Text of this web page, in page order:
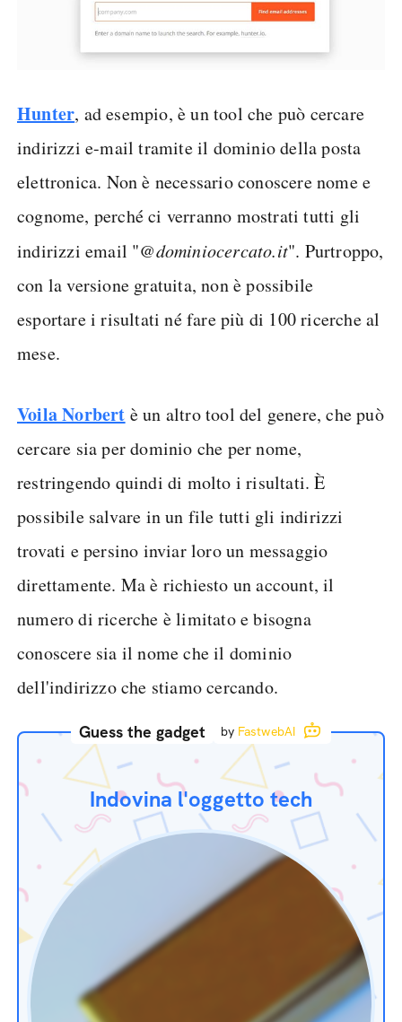
Hunter, ad esempio, è un tool che può cercare
indirizzi e-mail tramite il dominio della posta
elettronica. Non è necessario conoscere nome e
cognome, perché ci verranno mostrati tutti gli
indirizzi email "@dominiocercato.it". Purtroppo,
con la versione gratuita, non è possibile
esportare i risultati né fare più di 100 ricerche al
mese.
Voila Norbert è un altro tool del genere, che può
cercare sia per dominio che per nome,
restringendo quindi di molto i risultati. È
possibile salvare in un file tutti gli indirizzi
trovati e persino inviar loro un messaggio
direttamente. Ma è richiesto un account, il
numero di ricerche è limitato e bisogna
conoscere sia il nome che il dominio
dell'indirizzo che stiamo cercando.
Guess the gadget by FastwebAI
Indovina l'oggetto tech